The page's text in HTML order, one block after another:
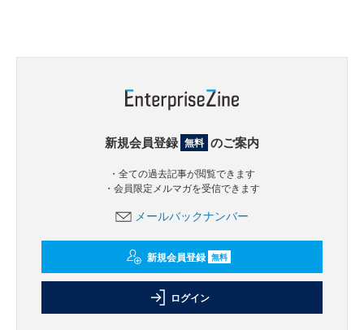
新規会員登録 無料 のご案内
・全ての過去記事が閲覧できます
・会員限定メルマガを受信できます
メールバックナンバー
新規会員登録 無料
ログイン